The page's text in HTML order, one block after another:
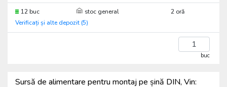
12 buc stoc general
2 oră
Verificați și alte depozit (5)
buc
Sursă de alimentare pentru montaj pe șină DIN, Vin: